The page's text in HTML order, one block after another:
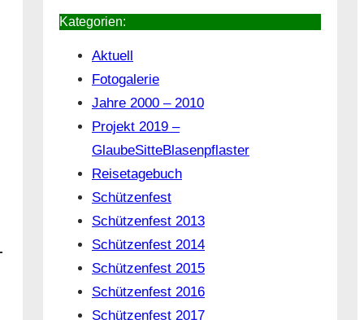
Kategorien:
Aktuell
Fotogalerie
Jahre 2000 – 2010
Projekt 2019 –
GlaubeSitteBlasenpflaster
Reisetagebuch
Schützenfest
Schützenfest 2013
Schützenfest 2014
Schützenfest 2015
Schützenfest 2016
Schützenfest 2017